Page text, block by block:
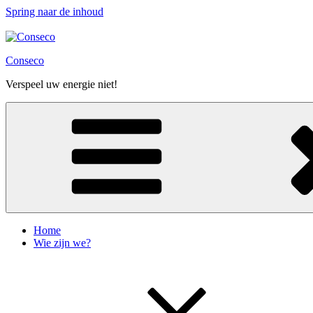
Spring naar de inhoud
Conseco
Verspeel uw energie niet!
Home
Wie zijn we?